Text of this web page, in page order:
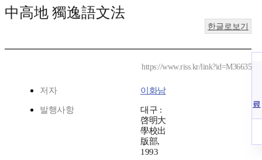
中高地 獨逸語文法
한글로보기
https://www.riss.kr/link?id=M36635
저자 이화남
발행사항
대구 :
啓明大
學校出
版部,
1993
료